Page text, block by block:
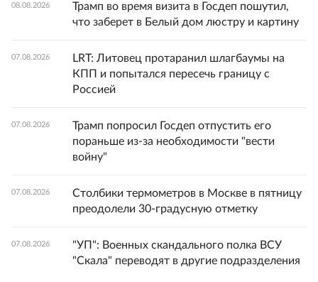
08.08.2026
Трамп во время визита в Госдеп пошутил,
что заберет в Белый дом люстру и картину
07.08.2026
LRT: Литовец протаранил шлагбаумы на
КПП и попытался пересечь границу с
Россией
07.08.2026
Трамп попросил Госдеп отпустить его
пораньше из-за необходимости "вести
войну"
07.08.2026
Столбики термометров в Москве в пятницу
преодолели 30-градусную отметку
07.08.2026
"УП": Военных скандального полка ВСУ
"Скала" переводят в другие подразделения